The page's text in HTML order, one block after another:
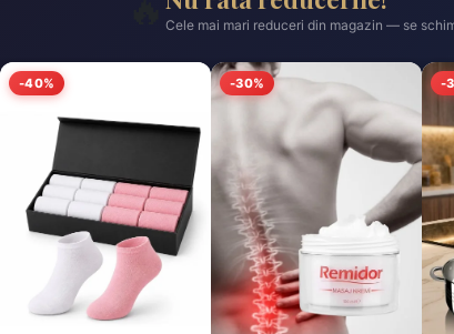
Cele mai mari reduceri din magazin — se
-40% -30% -